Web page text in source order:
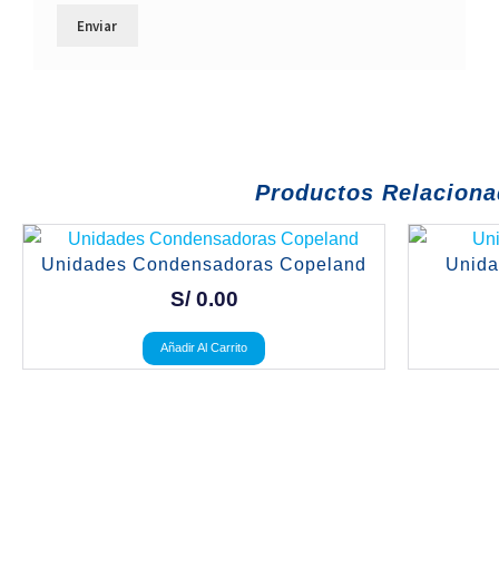
Productos
Unidades Condensadoras Copeland
S/0.00
Añadir Al Carrito